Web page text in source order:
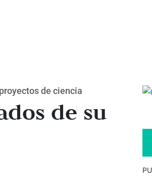
de ciencia
de su